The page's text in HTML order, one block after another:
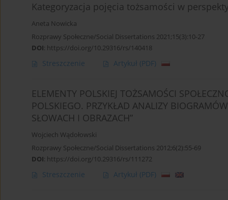
Kategoryzacja pojęcia tożsamości w
Aneta Nowicka
Rozprawy Społeczne/Social Dissertations 2021;15(3):10-27
DOI: https://doi.org/10.29316/rs/140418
Streszczenie Artykuł (PDF)
ELEMENTY POLSKIEJ TOŻSAMOŚCI
POLSKIEGO. PRZYKŁAD ANALIZY
SŁOWACH I OBRAZACH”
Wojciech Wądołowski
Rozprawy Społeczne/Social Dissertations 2012;6(2):55-69
DOI: https://doi.org/10.29316/rs/111272
Streszczenie Artykuł (PDF)